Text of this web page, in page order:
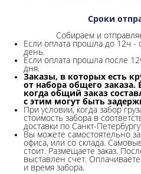
Сроки
Собираем и
Если оплата прошла до 12ч
день.
Если оплата прошла после
дня.
Заказы, в которых есть
от набора общего
когда общий заказ
с этим могут быть
При условии, когда забор
стоимость забора в
доставки по Санкт-
Вы можете самостоятельно
офиса, или со склада.
стоит. Размещаете заказ.
выставлен счет.
и время забора.